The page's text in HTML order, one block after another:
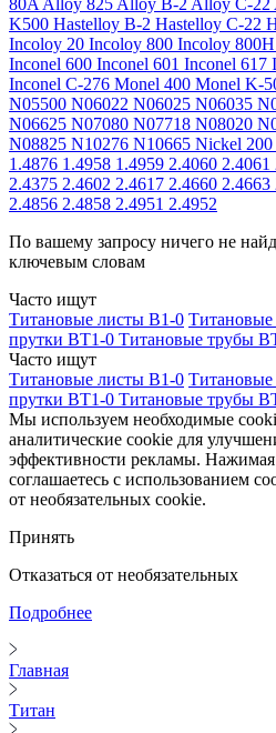
80A Alloy 825 Alloy B-2 Alloy C-22
K500 Hastelloy B-2 Hastelloy C-22
Incoloy 20 Incoloy 800 Incoloy 800H
Inconel 600 Inconel 601 Inconel 617
Inconel C-276 Monel 400 Monel K-
N05500 N06022 N06025 N06035
N06625 N07080 N07718 N08020
N08825 N10276 N10665 Nickel 200
1.4876 1.4958 1.4959 2.4060 2.4061
2.4375 2.4602 2.4617 2.4660 2.4663
2.4856 2.4858 2.4951 2.4952
По вашему запросу ничего не
ключевым словам
Часто ищут
Титановые листы В1-0
прутки ВТ1-0 Титановые трубы
Часто ищут
Титановые листы В1-0
прутки ВТ1-0 Титановые трубы
Мы используем необходимые
аналитические cookie для
эффективности рекламы.
соглашаетесь с использованием
от необязательных cookie.
Принять
Отказаться от необязательных
Подробнее
Главная
Титан